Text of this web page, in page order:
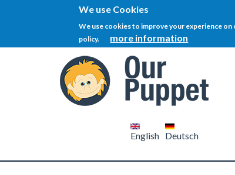
We use Cookies
We use cookies to improve your experience
policy.
more information
English Deutsch